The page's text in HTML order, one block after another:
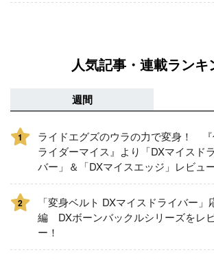
人気記事・連載ランキ
週間
1
ライドエグズのウラの力で変身！
ライダーマイス』より「DXマイスド
バー」＆「DXマイスエッジ」レビュ
2
「変身ベルト DXマイスドライバー」
編 DXボーンバックルシリーズをレ
ー！